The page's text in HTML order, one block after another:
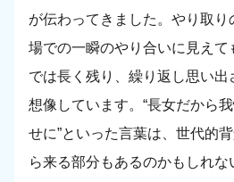
が伝わってきました。やり取
場での一瞬のやり合いに見えて
では長く残り、繰り返し思い出
想像しています。“長女だから我
せに”といった言葉は、世代的
ら来る部分もあるのかもしれ